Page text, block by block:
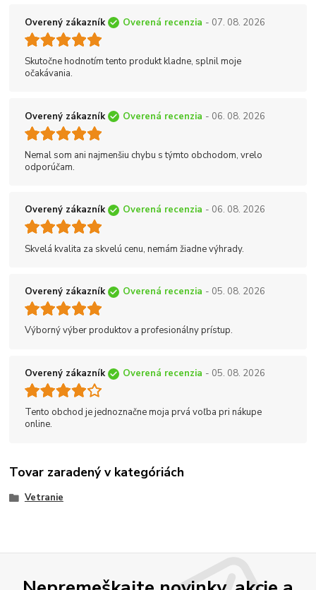
Overený zákazník Overená recenzia - 07. 08. 2026
Skutočne hodnotím tento produkt kladne, splnil moje
očakávania.
Overený zákazník Overená recenzia - 06. 08. 2026
Nemal som ani najmenšiu chybu s týmto obchodom, vrelo
odporúčam.
Overený zákazník Overená recenzia - 06. 08. 2026
Skvelá kvalita za skvelú cenu, nemám žiadne výhrady.
Overený zákazník Overená recenzia - 05. 08. 2026
Výborný výber produktov a profesionálny prístup.
Overený zákazník Overená recenzia - 05. 08. 2026
Tento obchod je jednoznačne moja prvá voľba pri nákupe
online.
Tovar zaradený v kategóriách
Vetranie